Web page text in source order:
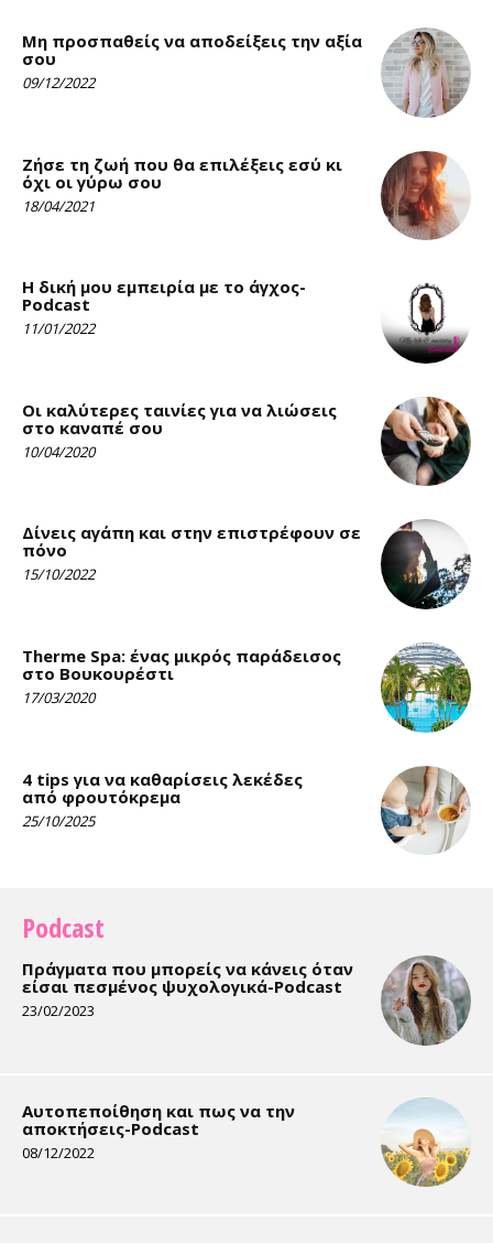
Μη προσπαθείς να αποδείξεις την αξία
σου
09/12/2022
Ζήσε τη ζωή που θα επιλέξεις εσύ κι
όχι οι γύρω σου
18/04/2021
Η δική μου εμπειρία με το άγχος-
Podcast
11/01/2022
Οι καλύτερες ταινίες για να λιώσεις
στο καναπέ σου
10/04/2020
Δίνεις αγάπη και στην επιστρέφουν σε
πόνο
15/10/2022
Therme Spa: ένας μικρός παράδεισος
στο Βουκουρέστι
17/03/2020
4 tips για να καθαρίσεις λεκέδες
από φρουτόκρεμα
25/10/2025
Podcast
Πράγματα που μπορείς να κάνεις όταν
είσαι πεσμένος ψυχολογικά-Podcast
23/02/2023
Αυτοπεποίθηση και πως να την
αποκτήσεις-Podcast
08/12/2022